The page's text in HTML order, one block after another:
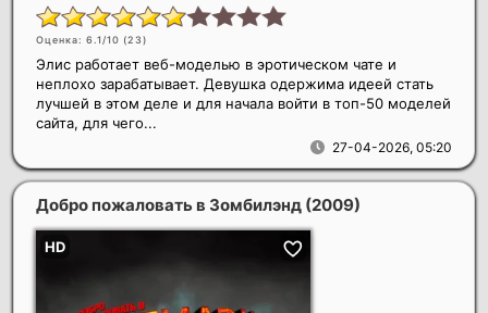
Оценка: 6.1/10 (23)
27-04-2026, 05:20
Элис работает веб-моделью в эротическом чате и
неплохо зарабатывает. Девушка одержима идеей стать
лучшей в этом деле и для начала войти в топ-50 моделей
сайта, для чего...
Добро пожаловать в Зомбилэнд (2009)